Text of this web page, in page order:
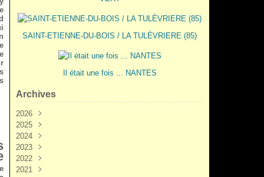
SAINT-ETIENNE-DU-BOIS / LA TULÉVRIERE (85)
Il était une fois ... NANTES
Archives
2026
Juin
Mai(2)
Mars
Février
Janvier
2025
Décembre
Novembre
Octobre
Septembre
2024
Novembre
Octobre
Septembre
2023
Décembre
Novembre
2022
Décembre
2021